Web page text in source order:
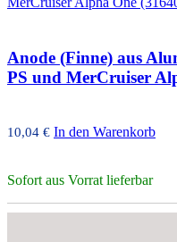
Anode (Finne) aus
PS und MerCruiser
10,04 € In den Warenkorb
Sofort aus Vorrat lieferbar